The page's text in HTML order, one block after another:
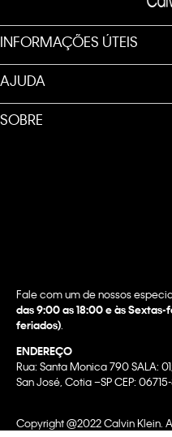
INFORMAÇÕES ÚTEIS
AJUDA
SOBRE
Fale com um de nossos
das 9:00 as 18:00 e às
feriados)
ENDEREÇO
Rua: Santa Monica 790 SALA:
San José, Cotia –SP CEP:
Copyright @2022 Calvin Klein.